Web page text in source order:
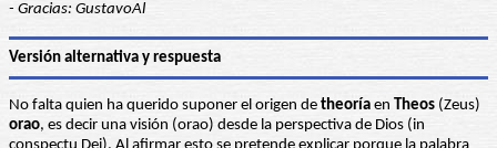
- Gracias: GustavoAl
Versión alternativa y respuesta
No falta quien ha querido suponer el origen de theoría en Theos (Zeus)
orao, es decir una visión (orao) desde la perspectiva de Dios (in